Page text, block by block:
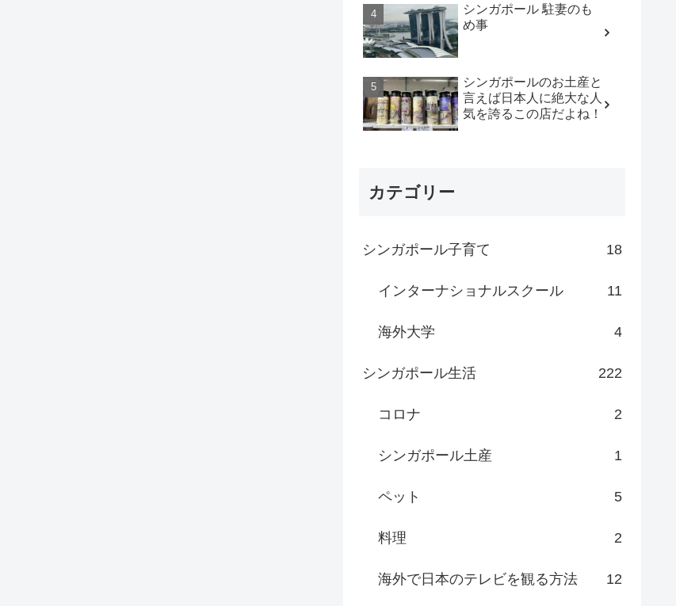
シンガポール 駐妻のも
め事
シンガポールのお土産と
言えば日本人に絶大な人
気を誇るこの店だよね！
カテゴリー
シンガポール子育て 18
インターナショナルスクール 11
海外大学 4
シンガポール生活 222
コロナ 2
シンガポール土産 1
ペット 5
料理 2
海外で日本のテレビを観る方法 12